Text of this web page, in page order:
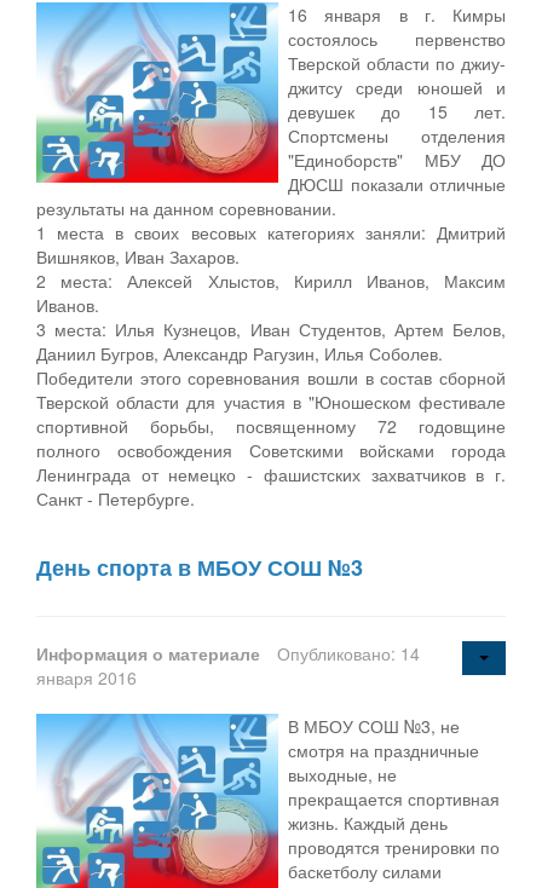
16 января в г. Кимры
состоялось первенство
Тверской области по джиу-
джитсу среди юношей и
девушек до 15 лет.
Спортсмены отделения
"Единоборств" МБУ ДО
ДЮСШ показали отличные
результаты на данном соревновании.
1 места в своих весовых категориях заняли: Дмитрий
Вишняков, Иван Захаров.
2 места: Алексей Хлыстов, Кирилл Иванов, Максим
Иванов.
3 места: Илья Кузнецов, Иван Студентов, Артем Белов,
Даниил Бугров, Александр Рагузин, Илья Соболев.
Победители этого соревнования вошли в состав сборной
Тверской области для участия в "Юношеском фестивале
спортивной борьбы, посвященному 72 годовщине
полного освобождения Советскими войсками города
Ленинграда от немецко - фашистских захватчиков в г.
Санкт - Петербурге.
День спорта в МБОУ СОШ №3
Информация о материале
Опубликовано: 14
января 2016
В МБОУ СОШ №3, не
смотря на праздничные
выходные, не
прекращается спортивная
жизнь. Каждый день
проводятся тренировки по
баскетболу силами